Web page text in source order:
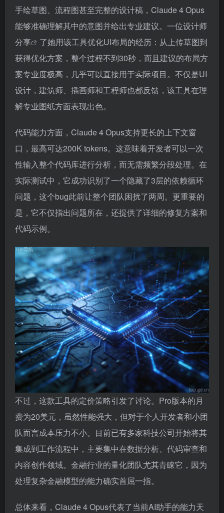
手绘草图、流程图甚至完整的设计稿，Claude 4 Opus
能够准确理解其中的意图并给出专业建议。一位设计师
分享
了她用该工具优化UI布局的经历：从上传草图到
获得优化方案，整个过程不到30秒，而且建议的布局方
案专业度极高，几乎可以直接用于实际项目。不仅是UI
设计，建筑师、插画师和工程师也都反馈，该工具在理
解专业图纸方面表现出色。
代码能力方面，Claude 4 Opus支持更长的上下文窗
口，最高可达200K tokens。这意味着开发者可以一次
性输入整个代码库进行分析，而无需频繁分段处理。在
实际测试中，它成功识别了一个隐藏了3层的依赖循环
问题，这个bug此前让整个团队困扰了两周。更重要的
是，它不仅指出问题所在，还提供了详细的修复方案和
代码示例。
不过，这款工具的定价策略引发了讨论。Pro版本的月
费为20美元，虽然性能强大，但对于个人开发者和小团
队而言成本压力不小。目前已有多家科技公司开始将其
集成到工作流程中，主要集中在数据分析、代码审查和
内容创作领域。金融行业的量化团队尤其青睐它，因为
处理复杂金融模型的能力确实首屈一指。
总体来看，Claude 4 Opus代表了当前AI助手的能力天